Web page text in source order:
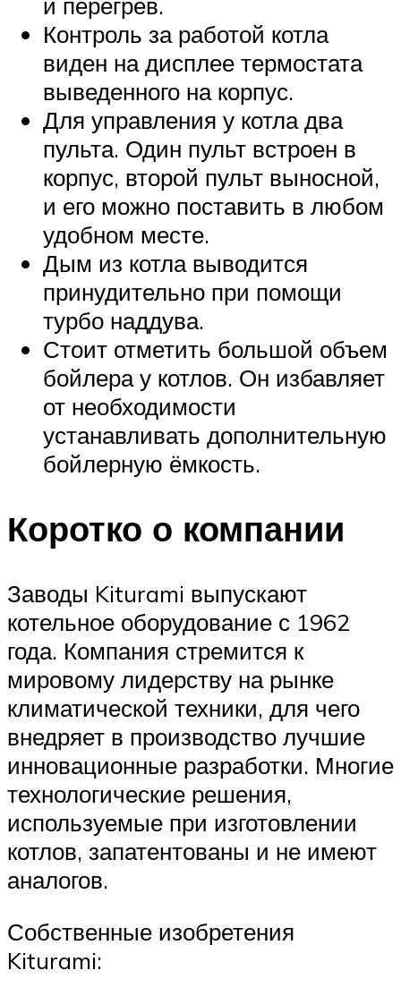
Контроль за работой котла
виден на дисплее термостата
выведенного на корпус.
Для управления у котла два
пульта. Один пульт встроен в
корпус, второй пульт выносной,
и его можно поставить в любом
удобном месте.
Дым из котла выводится
принудительно при помощи
турбо наддува.
Стоит отметить большой объем
бойлера у котлов. Он избавляет
от необходимости
устанавливать дополнительную
бойлерную ёмкость.
Коротко о компании
Заводы Kiturami выпускают
котельное оборудование с 1962
года. Компания стремится к
мировому лидерству на рынке
климатической техники, для чего
внедряет в производство лучшие
инновационные разработки. Многие
технологические решения,
используемые при изготовлении
котлов, запатентованы и не имеют
аналогов.
Собственные изобретения
Kiturami: